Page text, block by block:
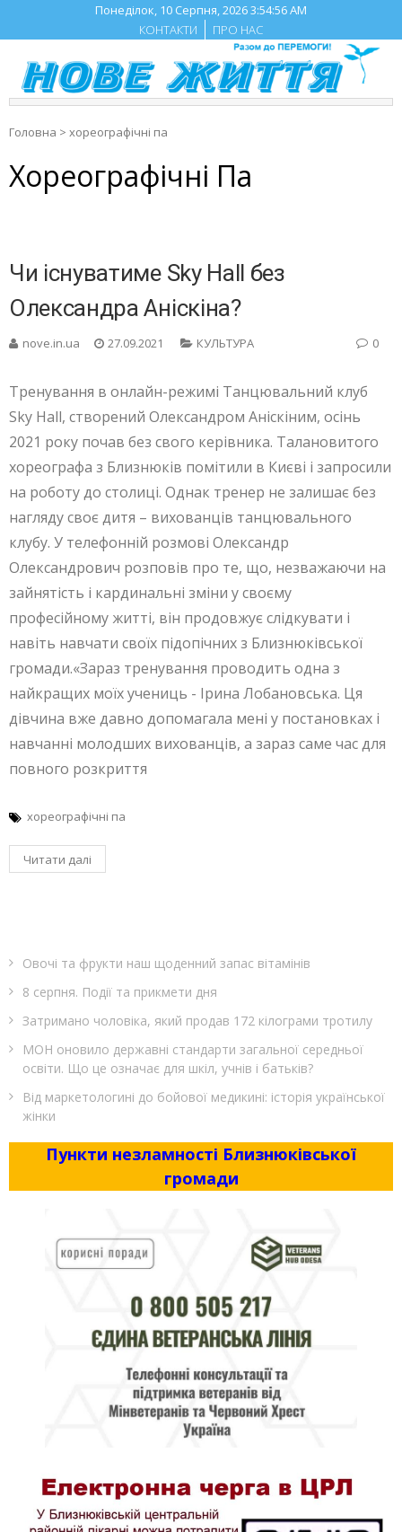
content
Понеділок, 10 Серпня, 20263:54:56 AM
КОНТАКТИ
ПРО НАС
Головна > хореографічні па
Хореографічні Па
Чи існуватиме Sky Hall без
Олександра Аніскіна?
nove.in.ua 27.09.2021 КУЛЬТУРА 0
Тренування в онлайн-режимі Танцювальний клуб
Sky Hall, створений Олександром Аніскіним, осінь
2021 року почав без свого керівника. Талановитого
хореографа з Близнюків помітили в Києві і запросили
на роботу до столиці. Однак тренер не залишає без
нагляду своє дитя – вихованців танцювального
клубу. У телефонній розмові Олександр
Олександрович розповів про те, що, незважаючи на
зайнятість і кардинальні зміни у своєму
професійному житті, він продовжує слідкувати і
навіть навчати своїх підопічних з Близнюківської
громади.«Зараз тренування проводить одна з
найкращих моїх учениць - Ірина Лобановська. Ця
дівчина вже давно допомагала мені у постановках і
навчанні молодших вихованців, а зараз саме час для
повного розкриття
хореографічні па
Читати далі
Овочі та фрукти наш щоденний запас вітамінів
8 серпня. Події та прикмети дня
Затримано чоловіка, який продав 172 кілограми тротилу
МОН оновило державні стандарти загальної середньої
освіти. Що це означає для шкіл, учнів і батьків?
Від маркетологині до бойової медикині: історія української
жінки
Пункти незламності Близнюківської
громади